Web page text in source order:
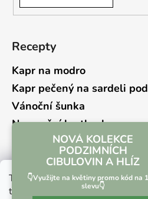
Tento web používá soubory
tohoto webu vyjadřujete
Recepty
Kapr na modro
Kapr pečený na sardeli
Vánoční šunka
Novoroční hrstkovka
Lehký bramborový salát s
kyselou okurkou
NOVÁ KOLEKCE
PODZIMNÍCH
CIBULOVIN A HLÍZ
👇Využijte na květiny promo kód na
slevu👇